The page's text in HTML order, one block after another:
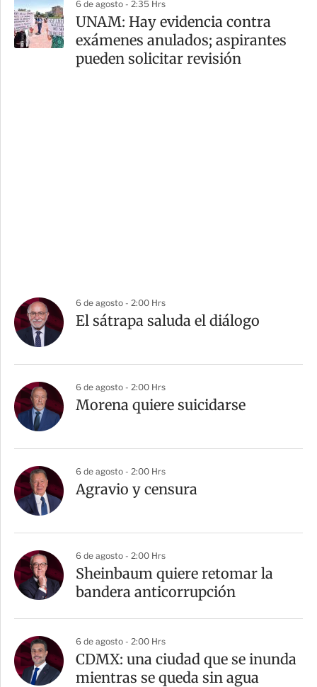
6 de agosto - 2:35 Hrs
UNAM: Hay evidencia contra
exámenes anulados; aspirantes
pueden solicitar revisión
6 de agosto - 2:00 Hrs
El sátrapa saluda el diálogo
6 de agosto - 2:00 Hrs
Morena quiere suicidarse
6 de agosto - 2:00 Hrs
Agravio y censura
6 de agosto - 2:00 Hrs
Sheinbaum quiere retomar la
bandera anticorrupción
6 de agosto - 2:00 Hrs
CDMX: una ciudad que se inunda
mientras se queda sin agua